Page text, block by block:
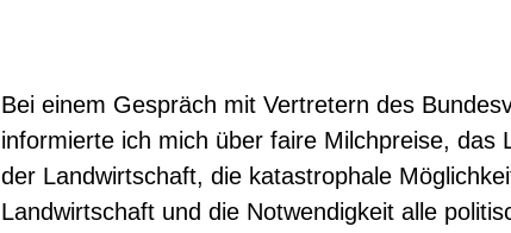
Bei einem Gespräch mit Vertretern des
informierte ich mich über faire Milchpreise, das
der Landwirtschaft, die katastrophale
Landwirtschaft und die Notwendigkeit alle